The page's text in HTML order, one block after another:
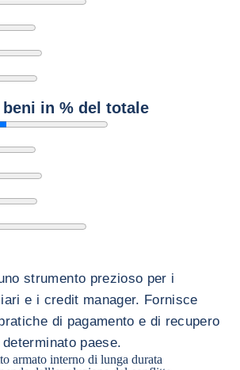
in % del totale
strumento prezioso per i
e i credit manager. Fornisce
di pagamento e di recupero
paese.
armato interno di lunga durata